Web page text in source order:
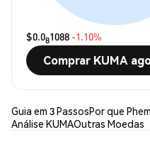
$0.081088 -1.10%
Comprar KUMA
Guia em 3 PassosPor que
Análise KUMAOutras Moedas